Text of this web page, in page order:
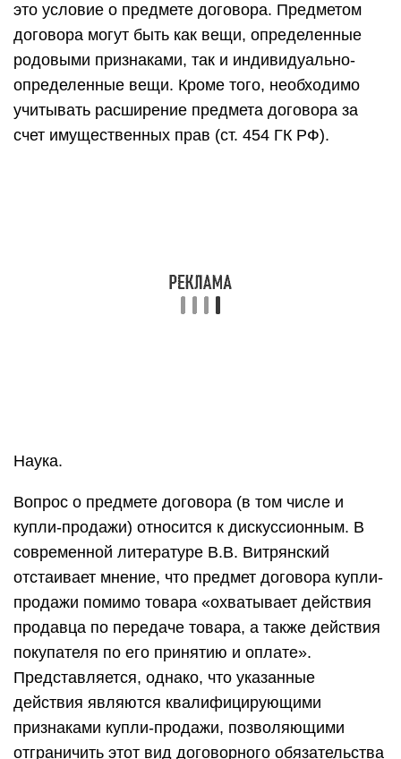
это условие о предмете договора. Предметом
договора могут быть как вещи, определенные
родовыми признаками, так и индивидуально-
определенные вещи. Кроме того, необходимо
учитывать расширение предмета договора за
счет имущественных прав (ст. 454 ГК РФ).
Наука.
Вопрос о предмете договора (в том числе и
купли-продажи) относится к дискуссионным. В
современной литературе В.В. Витрянский
отстаивает мнение, что предмет договора купли-
продажи помимо товара «охватывает действия
продавца по передаче товара, а также действия
покупателя по его принятию и оплате».
Представляется, однако, что указанные
действия являются квалифицирующими
признаками купли-продажи, позволяющими
отграничить этот вид договорного обязательства